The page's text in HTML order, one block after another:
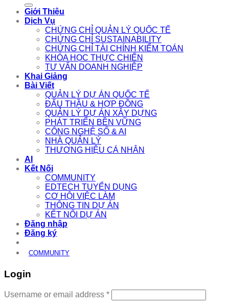
Giới Thiệu
Dịch Vụ
CHỨNG CHỈ QUẢN LÝ QUỐC TẾ
CHỨNG CHỈ SUSTAINABILITY
CHỨNG CHỈ TÀI CHÍNH KIỂM TOÁN
KHÓA HỌC THỰC CHIẾN
TƯ VẤN DOANH NGHIỆP
Khai Giảng
Bài Viết
QUẢN LÝ DỰ ÁN QUỐC TẾ
ĐẤU THẦU & HỢP ĐỒNG
QUẢN LÝ DỰ ÁN XÂY DỰNG
PHÁT TRIỂN BỀN VỮNG
CÔNG NGHỆ SỐ & AI
NHÀ QUẢN LÝ
THƯƠNG HIỆU CÁ NHÂN
AI
Kết Nối
COMMUNITY
EDTECH TUYỂN DỤNG
CƠ HỘI VIỆC LÀM
THÔNG TIN DỰ ÁN
KẾT NỐI DỰ ÁN
Đăng nhập
Đăng ký
COMMUNITY
Login
Username or email address *Required